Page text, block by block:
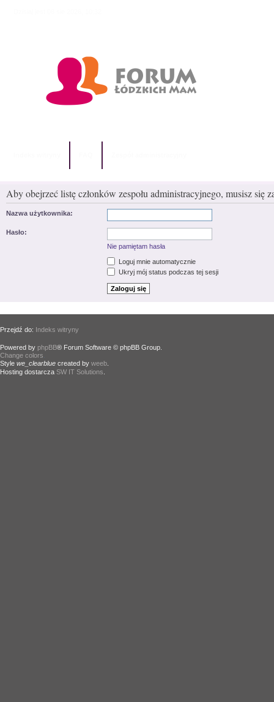
Aby obejrzeć listę członków zespołu administracyjnego, musisz się
Nazwa użytkownika:
Hasło:
Nie pamiętam hasła
Loguj mnie automatycznie
Ukryj mój status podczas tej sesji
Przejdź do: Indeks witryny
Powered by phpBB® Forum Software © phpBB Group.
Change colors
Style we_clearblue created by weeb
Hosting dostarcza SW IT Solutions